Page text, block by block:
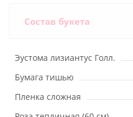
Состав букета
Эустома лизиантус Голл.
Бумага тишью
Пленка сложная